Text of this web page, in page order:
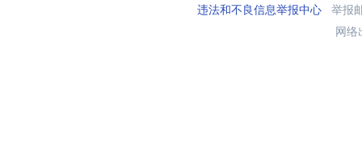
违法和不良信息举报中心举报
网